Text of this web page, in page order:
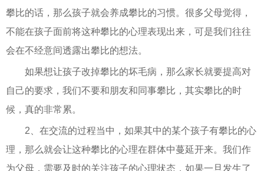
攀比的话，那么孩子就会养成攀比的习惯。很多父母觉得，
不能在孩子面前将这种攀比的心理表现出来，可是我们往往
会在不经意间透露出攀比的想法。
如果想让孩子改掉攀比的坏毛病，那么家长就要提高对
自己的要求，我们不要和朋友和同事攀比，其实攀比的时
候，真的非常累。
2、在交流的过程当中，如果其中的某个孩子有攀比的心
理，那么就会让这种攀比的心理在群体中蔓延开来。我们作
为父母，需要及时的关注孩子的心理状态，如果一旦发生了